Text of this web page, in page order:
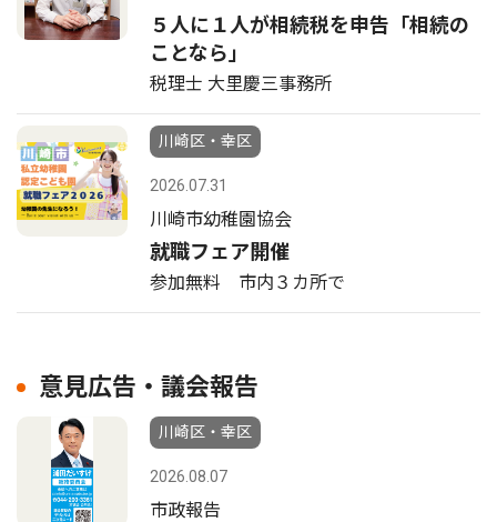
５人に１人が相続税を申告「相続の
ことなら」
税理士 大里慶三事務所
川崎区・幸区
2026.07.31
川崎市幼稚園協会
就職フェア開催
参加無料 市内３カ所で
意見広告・議会報告
川崎区・幸区
2026.08.07
市政報告